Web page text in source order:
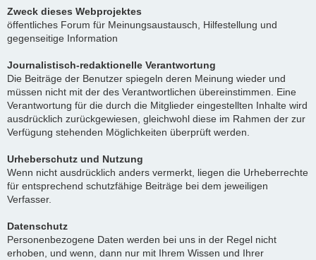
Zweck dieses Webprojektes
öffentliches Forum für Meinungsaustausch, Hilfestellung und
gegenseitige Information
Journalistisch-redaktionelle Verantwortung
Die Beiträge der Benutzer spiegeln deren Meinung wieder und
müssen nicht mit der des Verantwortlichen übereinstimmen. Eine
Verantwortung für die durch die Mitglieder eingestellten Inhalte wird
ausdrücklich zurückgewiesen, gleichwohl diese im Rahmen der zur
Verfügung stehenden Möglichkeiten überprüft werden.
Urheberschutz und Nutzung
Wenn nicht ausdrücklich anders vermerkt, liegen die Urheberrechte
für entsprechend schutzfähige Beiträge bei dem jeweiligen
Verfasser.
Datenschutz
Personenbezogene Daten werden bei uns in der Regel nicht
erhoben, und wenn, dann nur mit Ihrem Wissen und Ihrer